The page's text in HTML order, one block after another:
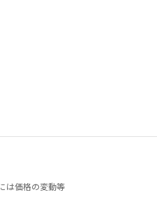
は価格の変動等